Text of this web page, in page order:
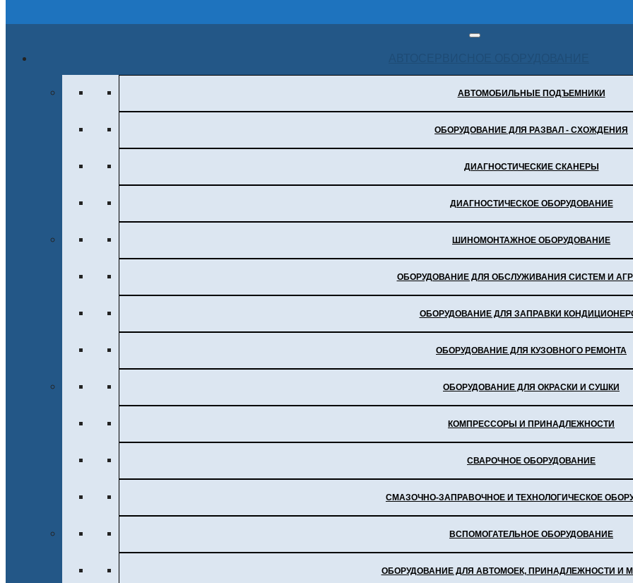
АВТОМОБИЛЬНЫЕ ПОДЪЕМНИКИ
ОБОРУДОВАНИЕ ДЛЯ РАЗВАЛ - СХОЖДЕНИЯ
ДИАГНОСТИЧЕСКИЕ СКАНЕРЫ
ДИАГНОСТИЧЕСКОЕ ОБОРУДОВАНИЕ
ШИНОМОНТАЖНОЕ ОБОРУДОВАНИЕ
ОБОРУДОВАНИЕ ДЛЯ ОБСЛУЖИВАНИЯ СИСТЕМ И
ОБОРУДОВАНИЕ ДЛЯ ЗАПРАВКИ
ОБОРУДОВАНИЕ ДЛЯ КУЗОВНОГО РЕМОНТА
ОБОРУДОВАНИЕ ДЛЯ ОКРАСКИ И СУШКИ
КОМПРЕССОРЫ И ПРИНАДЛЕЖНОСТИ
СВАРОЧНОЕ ОБОРУДОВАНИЕ
СМАЗОЧНО-ЗАПРАВОЧНОЕ И ТЕХНОЛОГИЧЕСКОЕ
ВСПОМОГАТЕЛЬНОЕ ОБОРУДОВАНИЕ
ОБОРУДОВАНИЕ ДЛЯ АВТОМОЕК, ПРИНАДЛЕЖНОСТИ И